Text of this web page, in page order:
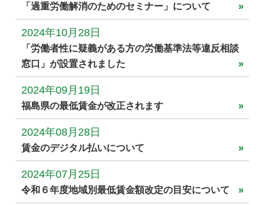
「過重労働解消のためのセミナー」について
2024年10月28日
「労働者性に疑義がある方の労働基準法等違反相談
窓口」が設置されました
2024年09月19日
福島県の最低賃金が改正されます
2024年08月28日
賃金のデジタル払いについて
2024年07月25日
令和６年度地域別最低賃金額改定の目安について